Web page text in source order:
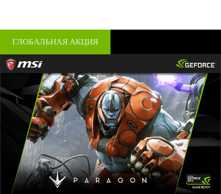
ГЛОБАЛЬНАЯ АКЦИЯ